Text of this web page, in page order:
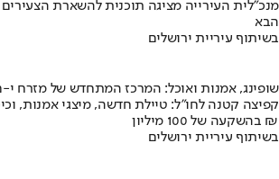
מנכ"לית העירייה מציגה תוכנית להשארת הצעירים
הבא
בשיתוף עיריית ירושלים
שופינג, אמנות ואוכל: המרכז המתחדש של מזרח
קפיצה קטנה לחו"ל: טיילת חדשה, מיצגי אמנות,
בהשקעה של 100 מיליון ₪
בשיתוף עיריית ירושלים